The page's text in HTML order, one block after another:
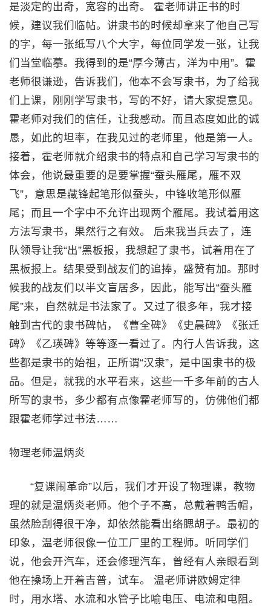
是淡定的出奇，宽容的出奇。 霍老师讲正书的时
候，建议我们临帖。讲隶书的时候却拿来了他自己写
的字，每一张纸写八个大字，每位同学发一张，让我
们当堂临摹。我得到的是“厚今薄古，洋为中用”。霍
老师很谦逊，告诉我们，他本不会写隶书，为了给我
们上课，刚刚学写隶书，写的不好，请大家提意见。
霍老师对我们的信任，让我感动。而且态度如此的诚
恳，如此的坦率，在我见过的老师里，他是第一人。
接着，霍老师就介绍隶书的特点和自己学习写隶书的
体会，他说最重要的是要掌握“蚕头雁尾，雁不双
飞”，意思是藏锋起笔形似蚕头，中锋收笔形似雁
尾；而且一个字中不允许出现两个雁尾。我试着用这
方法写隶书，果然行之有效。 后来我当兵去了，连
队领导让我“出”黑板报，我想起了隶书，试着用在了
黑板报上。结果受到战友们的追捧，盛赞有加。那时
候我的战友们以半文盲居多，因此，能写出“蚕头雁
尾”来，自然就是书法家了。又过了很多年，我才接
触到古代的隶书碑帖，《曹全碑》《史晨碑》《张迁
碑》《乙瑛碑》等等逐一看过了。内行人告诉我，这
些都是隶书的始祖，正所谓“汉隶”，是中国隶书的极
品。但是，就我的水平看来，这些一千多年前的古人
所写的隶书，多少都有点像霍老师写的，仿佛他们都
跟霍老师学过书法……
物理老师温炳炎
“复课闹革命”以后，我们才开设了物理课，教物
理的就是温炳炎老师。他个子不高，总戴着鸭舌帽，
虽然脸刮得很干净，却依然能看出络腮胡子。最初的
印象，温老师很像一位工厂里的工程师。听同学们
说，他会开汽车，还会修理汽车，曾经有人亲眼看到
他在操场上开着吉普，试车。 温老师讲欧姆定律
时，用水塔、水流和水管子比喻电压、电流和电阻。